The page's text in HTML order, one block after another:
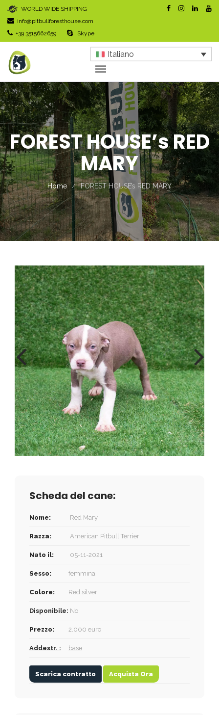
WORLD WIDE SHIPPING
info@pitbullforesthouse.com
+39 3515662659
Skype
Italiano
FOREST HOUSE’s RED
MARY
Home FOREST HOUSE’s RED MARY
Scheda del cane:
Nome: Red Mary
Razza: American Pitbull Terrier
Nato il: 05-11-2021
Sesso: femmina
Colore: Red silver
Disponibile: No
Prezzo: 2.000 euro
Addestr. : base
Scarica contratto Acquista Ora